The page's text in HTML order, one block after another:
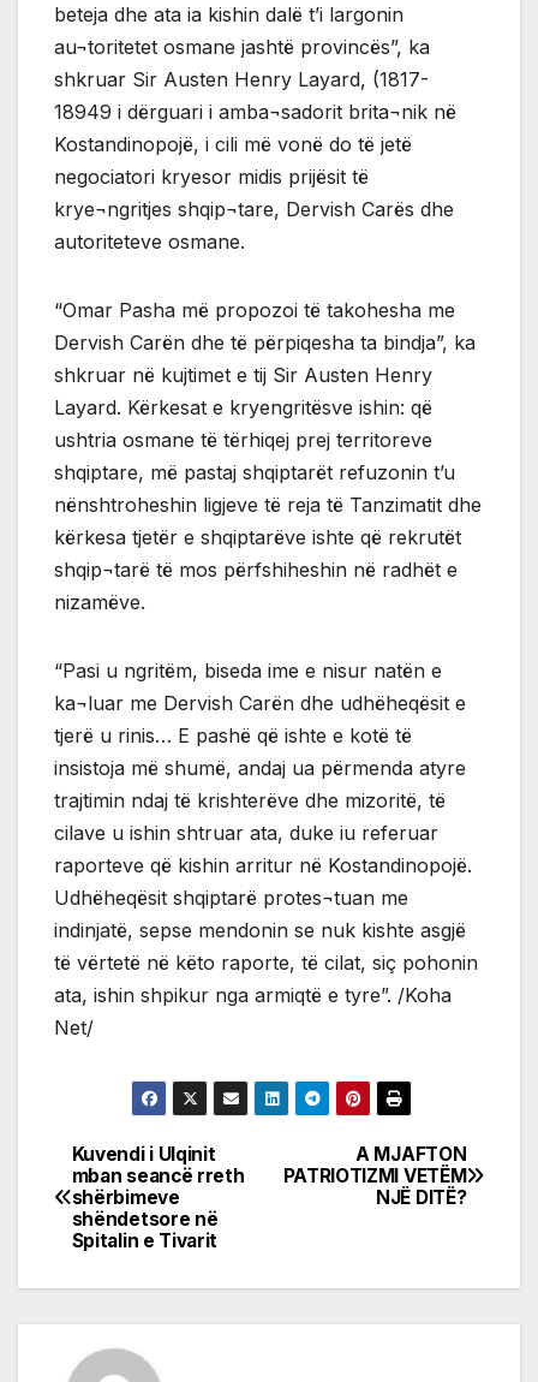
beteja dhe ata ia kishin dalë t’i largonin
au¬toritetet osmane jashtë provincës”, ka
shkruar Sir Austen Henry Layard, (1817-
18949 i dërguari i amba¬sadorit brita¬nik në
Kostandinopojë, i cili më vonë do të jetë
negociatori kryesor midis prijësit të
krye¬ngritjes shqip¬tare, Dervish Carës dhe
autoriteteve osmane.
“Omar Pasha më propozoi të takohesha me
Dervish Carën dhe të përpiqesha ta bindja”, ka
shkruar në kujtimet e tij Sir Austen Henry
Layard. Kërkesat e kryengritësve ishin: që
ushtria osmane të tërhiqej prej territoreve
shqiptare, më pastaj shqiptarët refuzonin t’u
nënshtroheshin ligjeve të reja të Tanzimatit dhe
kërkesa tjetër e shqiptarëve ishte që rekrutët
shqip¬tarë të mos përfshiheshin në radhët e
nizamëve.
“Pasi u ngritëm, biseda ime e nisur natën e
ka¬luar me Dervish Carën dhe udhëheqësit e
tjerë u rinis… E pashë që ishte e kotë të
insistoja më shumë, andaj ua përmenda atyre
trajtimin ndaj të krishterëve dhe mizoritë, të
cilave u ishin shtruar ata, duke iu referuar
raporteve që kishin arritur në Kostandinopojë.
Udhëheqësit shqiptarë protes¬tuan me
indinjatë, sepse mendonin se nuk kishte asgjë
të vërtetë në këto raporte, të cilat, siç pohonin
ata, ishin shpikur nga armiqtë e tyre”. /Koha
Net/
Post
navigation
A MJAFTON
PATRIOTIZMI VETËM
NJË DITË?
Kuvendi i Ulqinit
mban seancë rreth
shërbimeve
shëndetsore në
Spitalin e Tivarit